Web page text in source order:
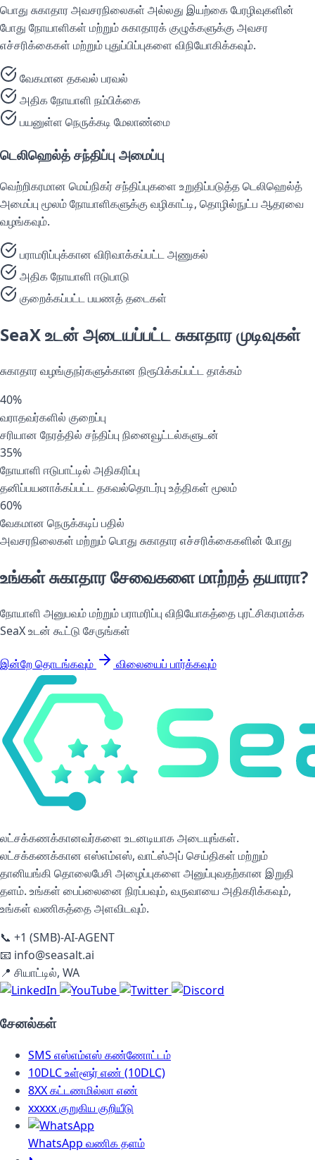
பொது சுகாதார அவசரநிலைகள் அல்லது இயற்கை பேரழிவுகளின்
போது நோயாளிகள் மற்றும் சுகாதாரக் குழுக்களுக்கு அவசர
எச்சரிக்கைகள் மற்றும் புதுப்பிப்புகளை விநியோகிக்கவும்.
வேகமான தகவல் பரவல்
அதிக நோயாளி நம்பிக்கை
பயனுள்ள நெருக்கடி மேலாண்மை
டெலிஹெல்த் சந்திப்பு அமைப்பு
வெற்றிகரமான மெய்நிகர் சந்திப்புகளை உறுதிப்படுத்த டெலிஹெல்த்
அமைப்பு மூலம் நோயாளிகளுக்கு வழிகாட்டி, தொழில்நுட்ப ஆதரவை
வழங்கவும்.
பராமரிப்புக்கான விரிவாக்கப்பட்ட அணுகல்
அதிக நோயாளி ஈடுபாடு
குறைக்கப்பட்ட பயணத் தடைகள்
SeaX உடன் அடையப்பட்ட சுகாதார முடிவுகள்
சுகாதார வழங்குநர்களுக்கான நிரூபிக்கப்பட்ட தாக்கம்
40%
வராதவர்களில் குறைப்பு
சரியான நேரத்தில் சந்திப்பு நினைவூட்டல்களுடன்
35%
நோயாளி ஈடுபாட்டில் அதிகரிப்பு
தனிப்பயனாக்கப்பட்ட தகவல்தொடர்பு உத்திகள் மூலம்
60%
வேகமான நெருக்கடிப் பதில்
அவசரநிலைகள் மற்றும் பொது சுகாதார எச்சரிக்கைகளின் போது
உங்கள் சுகாதார சேவைகளை மாற்றத் தயாரா?
நோயாளி அனுபவம் மற்றும் பராமரிப்பு விநியோகத்தை புரட்சிகரமாக்க
SeaX உடன் கூட்டு சேருங்கள்
இன்றே தொடங்கவும் விலையைப் பார்க்கவும்
லட்சக்கணக்கானவர்களை உடனடியாக அடையுங்கள்.
லட்சக்கணக்கான எஸ்எம்எஸ், வாட்ஸ்அப் செய்திகள் மற்றும்
தானியங்கி தொலைபேசி அழைப்புகளை அனுப்புவதற்கான இறுதி
தளம். உங்கள் பைப்லைனை நிரப்பவும், வருவாயை அதிகரிக்கவும்,
உங்கள் வணிகத்தை அளவிடவும்.
📞 +1 (SMB)-AI-AGENT
📧 info@seasalt.ai
📍 சியாட்டில், WA
சேனல்கள்
SMS எஸ்எம்எஸ் கண்ணோட்டம்
10DLCஉள்ளூர் எண் (10DLC)
8XXகட்டணமில்லா எண்
xxxxxகுறுகிய குறியீடு
WhatsApp வணிக தளம்